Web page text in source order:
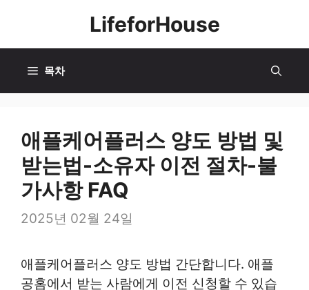
츠
LifeforHouse
목차
애플케어플러스 양도 방법 및
받는법-소유자 이전 절차-불
가사항 FAQ
2025년 02월 24일
애플케어플러스 양도 방법 간단합니다. 애플
공홈에서 받는 사람에게 이전 신청할 수 있습